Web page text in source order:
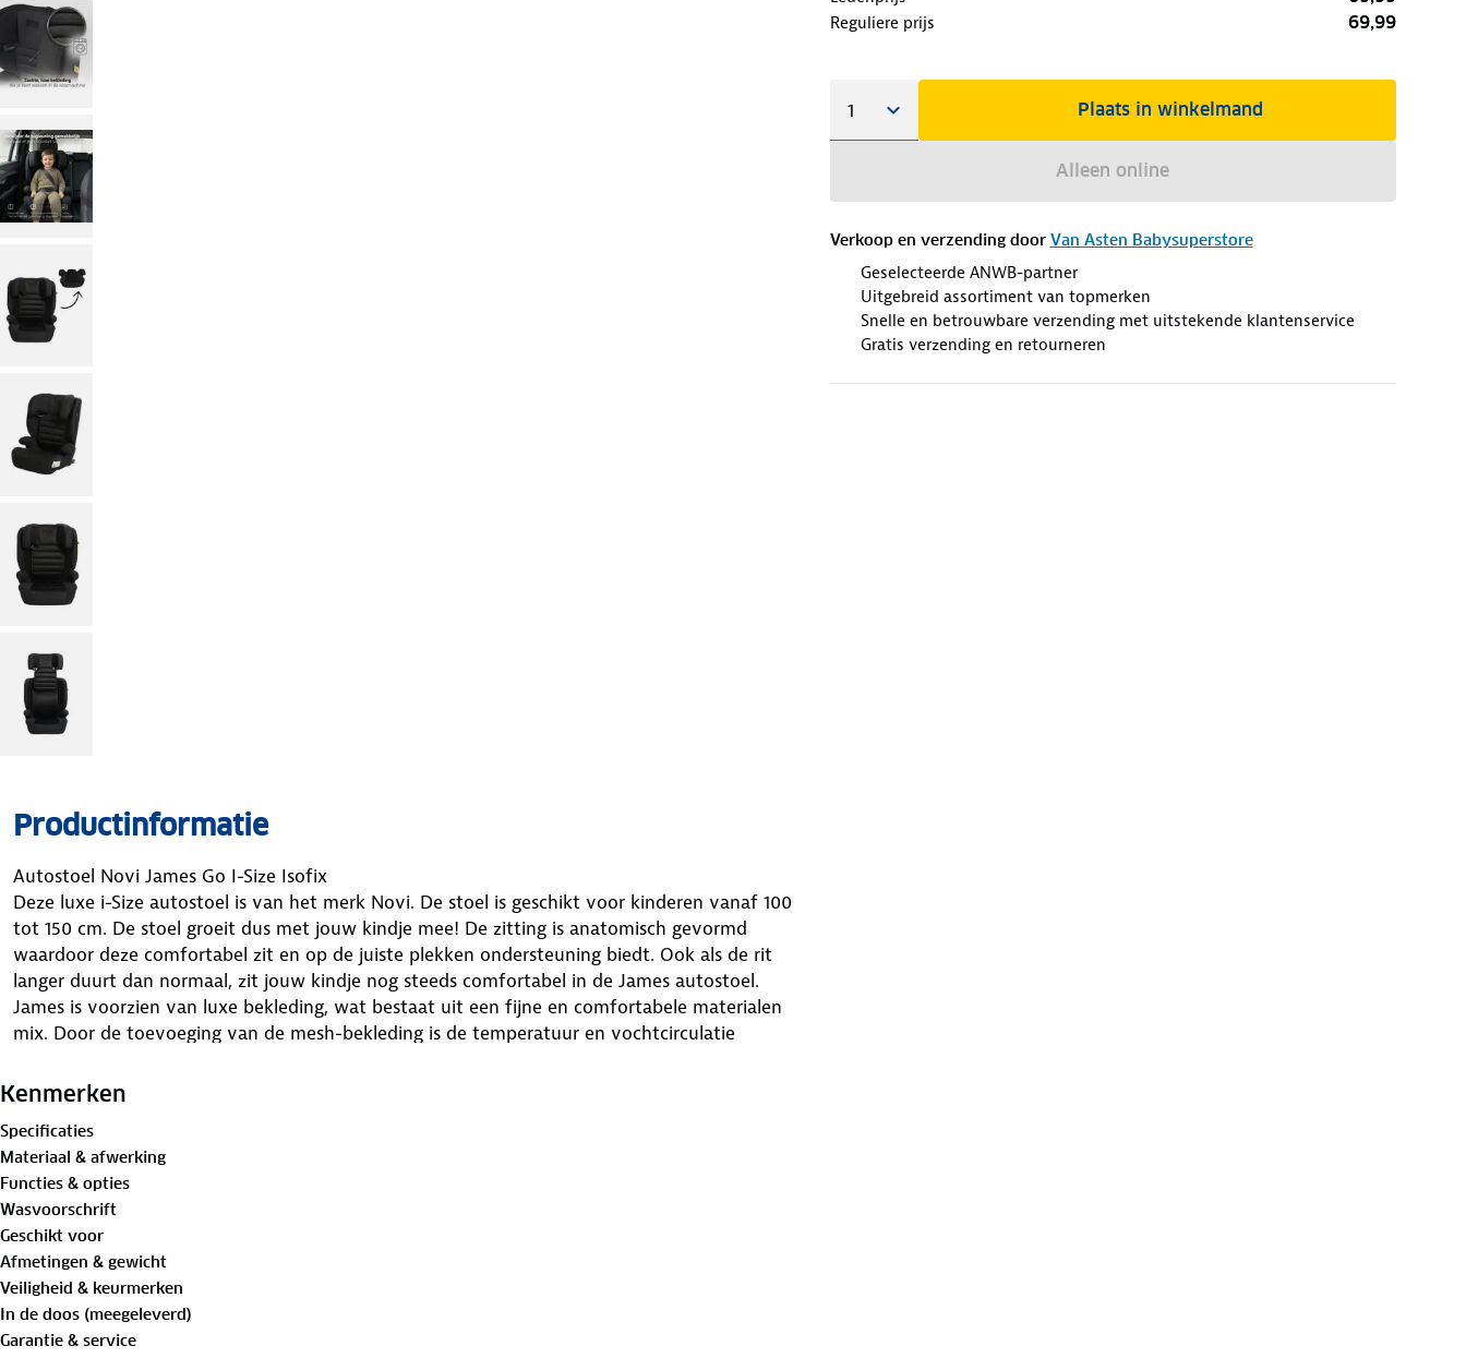
Reguliere prijs 69,99
Plaats in winkelmand
Alleen online
Verkoop en verzending door Van Asten Babysuperstore
Geselecteerde ANWB-partner
Uitgebreid assortiment van topmerken
Snelle en betrouwbare verzending met uitstekende klantenservice
Gratis verzending en retourneren
Productinformatie
Autostoel Novi James Go I-Size Isofix
Deze luxe i-Size autostoel is van het merk Novi. De stoel is geschikt voor kinderen vanaf 100
tot 150 cm. De stoel groeit dus met jouw kindje mee! De zitting is anatomisch gevormd
waardoor deze comfortabel zit en op de juiste plekken ondersteuning biedt. Ook als de rit
langer duurt dan normaal, zit jouw kindje nog steeds comfortabel in de James autostoel.
James is voorzien van luxe bekleding, wat bestaat uit een fijne en comfortabele materialen
mix. Door de toevoeging van de mesh-bekleding is de temperatuur en vochtcirculatie
De stoel bevestig je in de auto door middel van de Isofix-haken. Zo installeer je de stoel op
de autogordel. Los van de isofix voldoet deze autostoel aan de allerstrengste i-Size
veiligheidsnormen.
De hoofdsteun is verstelbaar in de hoogte. Zo geeft de stoel altijd bescherming op de juiste
plek. Met de brede zij- en hoofdbescherming zit jouw kindje ook extra stevig in de stoel.
Wanneer je kindje uiteindelijk toch te groot wordt voor de autostoel is het mogelijk om de
rugleuning te verwijderen. Zo kan je kindje nog langere tijd de zitverhoger gebruiken welke
ook middels de isofixhaken bevestigd wordt.Op deze manier wordt de James autostoel
optimaal benut.
Heeft jouw kindje een keer geknoeid? Dat is geen probleem: de bekleding is afneembaar en
Kenmerken
Specificaties
Materiaal & afwerking
Functies & opties
Wasvoorschrift
Geschikt voor
Afmetingen & gewicht
Veiligheid & keurmerken
In de doos (meegeleverd)
Garantie & service